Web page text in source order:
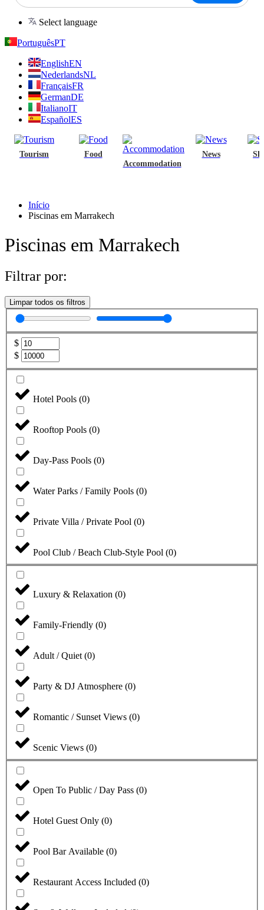
Select language
PortuguêsPT
EnglishEN
NederlandsNL
FrançaisFR
GermanDE
ItalianoIT
EspañolES
Tourism
Food
Accommodation
News
Início
Piscinas em Marrakech
Piscinas em Marrakech
Filtrar por:
Limpar todos os filtros
$
$
Hotel Pools (0)
Rooftop Pools (0)
Day-Pass Pools (0)
Water Parks / Family Pools (0)
Private Villa / Private Pool (0)
Pool Club / Beach Club-Style Pool (0)
Luxury & Relaxation (0)
Family-Friendly (0)
Adult / Quiet (0)
Party & DJ Atmosphere (0)
Romantic / Sunset Views (0)
Scenic Views (0)
Open To Public / Day Pass (0)
Hotel Guest Only (0)
Pool Bar Available (0)
Restaurant Access Included (0)